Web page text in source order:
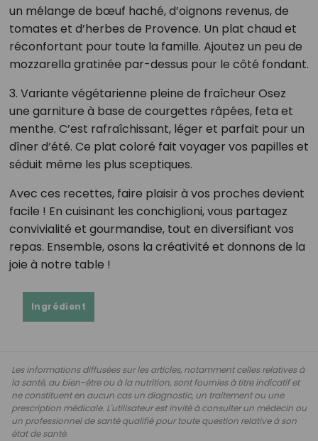
un mélange de bœuf haché, d’oignons revenus, de
tomates et d’herbes de Provence. Un plat chaud et
réconfortant pour toute la famille. Ajoutez un peu de
mozzarella gratinée par-dessus pour le côté fondant.
3. Variante végétarienne pleine de fraîcheur Osez
une garniture à base de courgettes râpées, feta et
menthe. C’est rafraîchissant, léger et parfait pour un
dîner d’été. Ce plat coloré fait voyager vos papilles et
séduit même les plus sceptiques.
Avec ces recettes, faire plaisir à vos proches devient
facile ! En cuisinant les conchiglioni, vous partagez
convivialité et gourmandise, tout en diversifiant vos
repas. Ensemble, osons la créativité et donnons de la
joie à notre table !
Ingrédient
Les informations diffusées sur les articles, notamment celles relatives à
la santé, au bien-être ou à la nutrition, sont fournies à titre indicatif et
ne constituent en aucun cas un diagnostic, un traitement ou une
prescription médicale. L'utilisateur est invité à consulter un médecin ou
un professionnel de santé qualifié pour toute question relative à son
état de santé.